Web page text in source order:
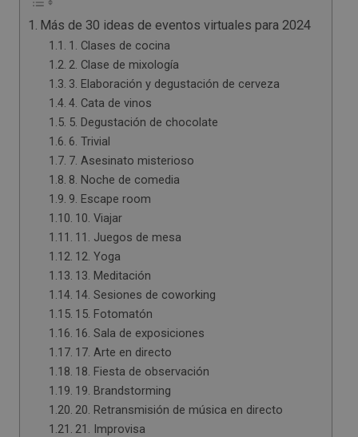
Más de 30 ideas de eventos virtuales para 2024
1. Clases de cocina
2. Clase de mixología
3. Elaboración y degustación de cerveza
4. Cata de vinos
5. Degustación de chocolate
6. Trivial
7. Asesinato misterioso
8. Noche de comedia
9. Escape room
10. Viajar
11. Juegos de mesa
12. Yoga
13. Meditación
14. Sesiones de coworking
15. Fotomatón
16. Sala de exposiciones
17. Arte en directo
18. Fiesta de observación
19. Brandstorming
20. Retransmisión de música en directo
21. Improvisa